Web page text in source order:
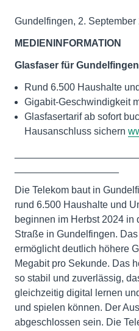
Gundelfingen, 2. September
MEDIENINFORMATION
Glasfaser für Gundelfingen
Rund 6.500 Haushalte
Gigabit-Geschwindigkeit
Glasfasertarif ab sofort
Hausanschluss sichern
Die Telekom baut in
rund 6.500 Haushalte und
beginnen im Herbst 2024 in
Straße in Gundelfingen.
ermöglicht deutlich höhere
Megabit pro Sekunde. Das
so stabil und zuverlässig,
gleichzeitig digital lernen
und spielen können. Der
abgeschlossen sein. Die